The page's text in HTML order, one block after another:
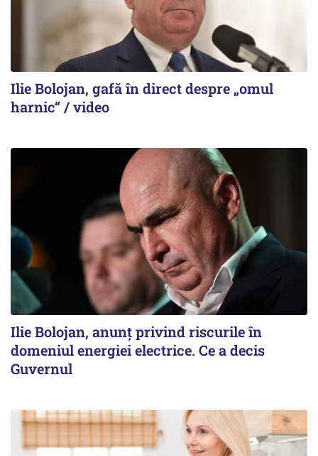
Ilie Bolojan, gafă în direct despre „omul
harnic“ / video
Ilie Bolojan, anunț privind riscurile în
domeniul energiei electrice. Ce a decis
Guvernul